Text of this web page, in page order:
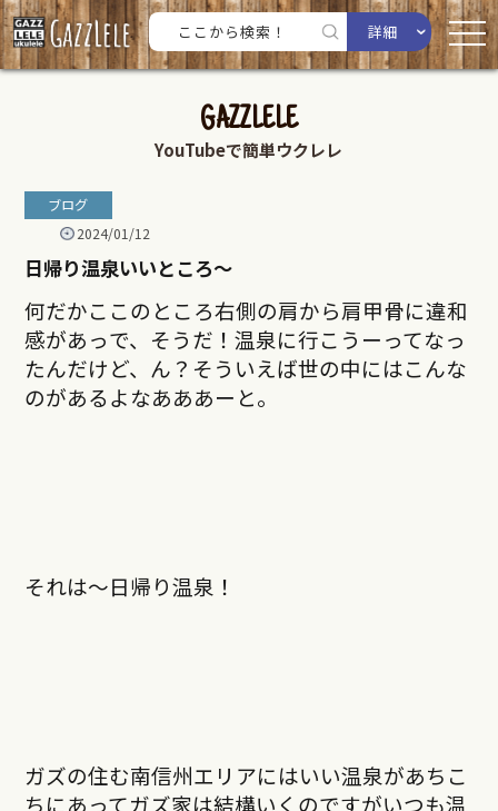
詳細
GAZZLELE
YouTubeで簡単ウクレレ
ブログ
2024/01/12
日帰り温泉いいところ〜
何だかここのところ右側の肩から肩甲骨に違和
感があっで、そうだ！温泉に行こうーってなっ
たんだけど、ん？そういえば世の中にはこんな
のがあるよなあああーと。
それは〜日帰り温泉！
ガズの住む南信州エリアにはいい温泉があちこ
ちにあってガズ家は結構いくのですがいつも温